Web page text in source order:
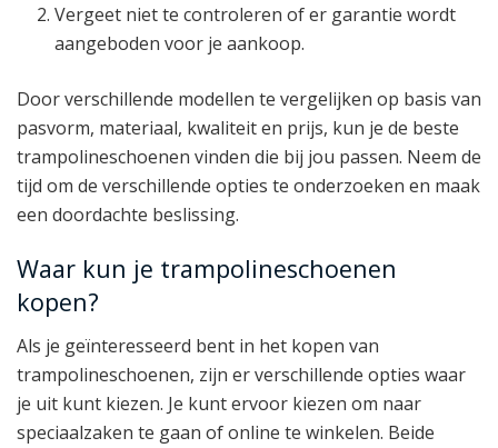
Vergeet niet te controleren of er garantie wordt
aangeboden voor je aankoop.
Door verschillende modellen te vergelijken op basis van
pasvorm, materiaal, kwaliteit en prijs, kun je de beste
trampolineschoenen vinden die bij jou passen. Neem de
tijd om de verschillende opties te onderzoeken en maak
een doordachte beslissing.
Waar kun je trampolineschoenen
kopen?
Als je geïnteresseerd bent in het kopen van
trampolineschoenen, zijn er verschillende opties waar
je uit kunt kiezen. Je kunt ervoor kiezen om naar
speciaalzaken te gaan of online te winkelen. Beide